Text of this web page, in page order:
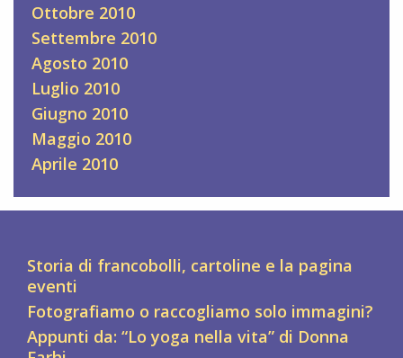
Ottobre 2010
Settembre 2010
Agosto 2010
Luglio 2010
Giugno 2010
Maggio 2010
Aprile 2010
Storia di francobolli, cartoline e la pagina
eventi
Fotografiamo o raccogliamo solo immagini?
Appunti da: “Lo yoga nella vita” di Donna